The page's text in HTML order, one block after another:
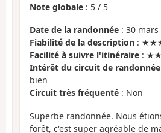
Note globale : 5 / 5
Date de la randonnée : 30 mars
Fiabilité de la description :
Facilité à suivre l'itinéraire :
Intérêt du circuit de randonnée
bien
Circuit très fréquenté : Non
Superbe randonnée. Nous
forêt, c'est super agréable de